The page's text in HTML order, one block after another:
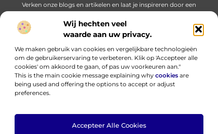
Wij hechten veel
waarde aan uw privacy.
We maken gebruik van cookies en vergelijkbare technologieën
om de gebruikerservaring te verbeteren. Klik op 'Accepteer alle
cookies' om akkoord te gaan, of pas uw voorkeuren aan."
This is the main cookie message explaining why cookies are
being used and offering the options to accept or adjust
preferences.
Accepteer Alle Cookies
Verken onze blogs en artikelen en laat je inspireren door een
wereld vol inzichten.
Bericht categorie
Onze informatie
Website index Cookiebeleid (EU)